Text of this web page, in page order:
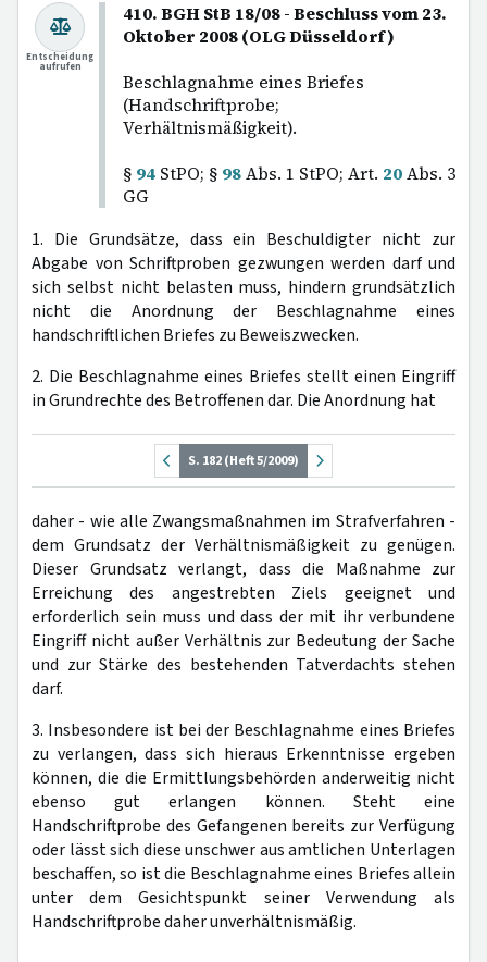
410. BGH StB 18/08 - Beschluss vom 23.
Oktober 2008 (OLG Düsseldorf)
Beschlagnahme eines Briefes
(Handschriftprobe;
Verhältnismäßigkeit).
§ 94 StPO; § 98Abs. 1 StPO; Art. 20Abs. 3
GG
Entscheidung
aufrufen
1. Die Grundsätze, dass ein Beschuldigter nicht zur
Abgabe von Schriftproben gezwungen werden darf und
sich selbst nicht belasten muss, hindern grundsätzlich
nicht die Anordnung der Beschlagnahme eines
handschriftlichen Briefes zu Beweiszwecken.
2. Die Beschlagnahme eines Briefes stellt einen Eingriff
in Grundrechte des Betroffenen dar. Die Anordnung hat
S. 182 (Heft 5/2009)
daher - wie alle Zwangsmaßnahmen im Strafverfahren -
dem Grundsatz der Verhältnismäßigkeit zu genügen.
Dieser Grundsatz verlangt, dass die Maßnahme zur
Erreichung des angestrebten Ziels geeignet und
erforderlich sein muss und dass der mit ihr verbundene
Eingriff nicht außer Verhältnis zur Bedeutung der Sache
und zur Stärke des bestehenden Tatverdachts stehen
darf.
3. Insbesondere ist bei der Beschlagnahme eines Briefes
zu verlangen, dass sich hieraus Erkenntnisse ergeben
können, die die Ermittlungsbehörden anderweitig nicht
ebenso gut erlangen können. Steht eine
Handschriftprobe des Gefangenen bereits zur Verfügung
oder lässt sich diese unschwer aus amtlichen Unterlagen
beschaffen, so ist die Beschlagnahme eines Briefes allein
unter dem Gesichtspunkt seiner Verwendung als
Handschriftprobe daher unverhältnismäßig.